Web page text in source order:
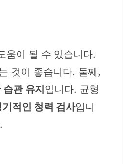
움이 될 수 있습니다.
것이 좋습니다. 둘째,
습관 유지입니다. 균형
기적인 청력 검사입니